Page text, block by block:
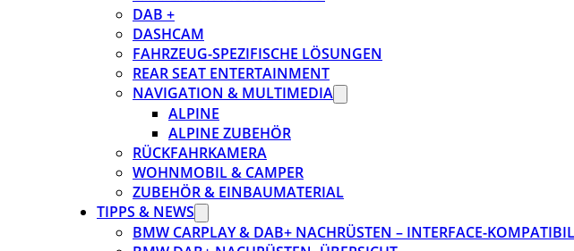
DAB +
DASHCAM
FAHRZEUG-SPEZIFISCHE LÖSUNGEN
REAR SEAT ENTERTAINMENT
NAVIGATION & MULTIMEDIA
ALPINE
ALPINE ZUBEHÖR
RÜCKFAHRKAMERA
WOHNMOBIL & CAMPER
ZUBEHÖR & EINBAUMATERIAL
TIPPS & NEWS
BMW CARPLAY & DAB+ NACHRÜSTEN – INTERFACE-